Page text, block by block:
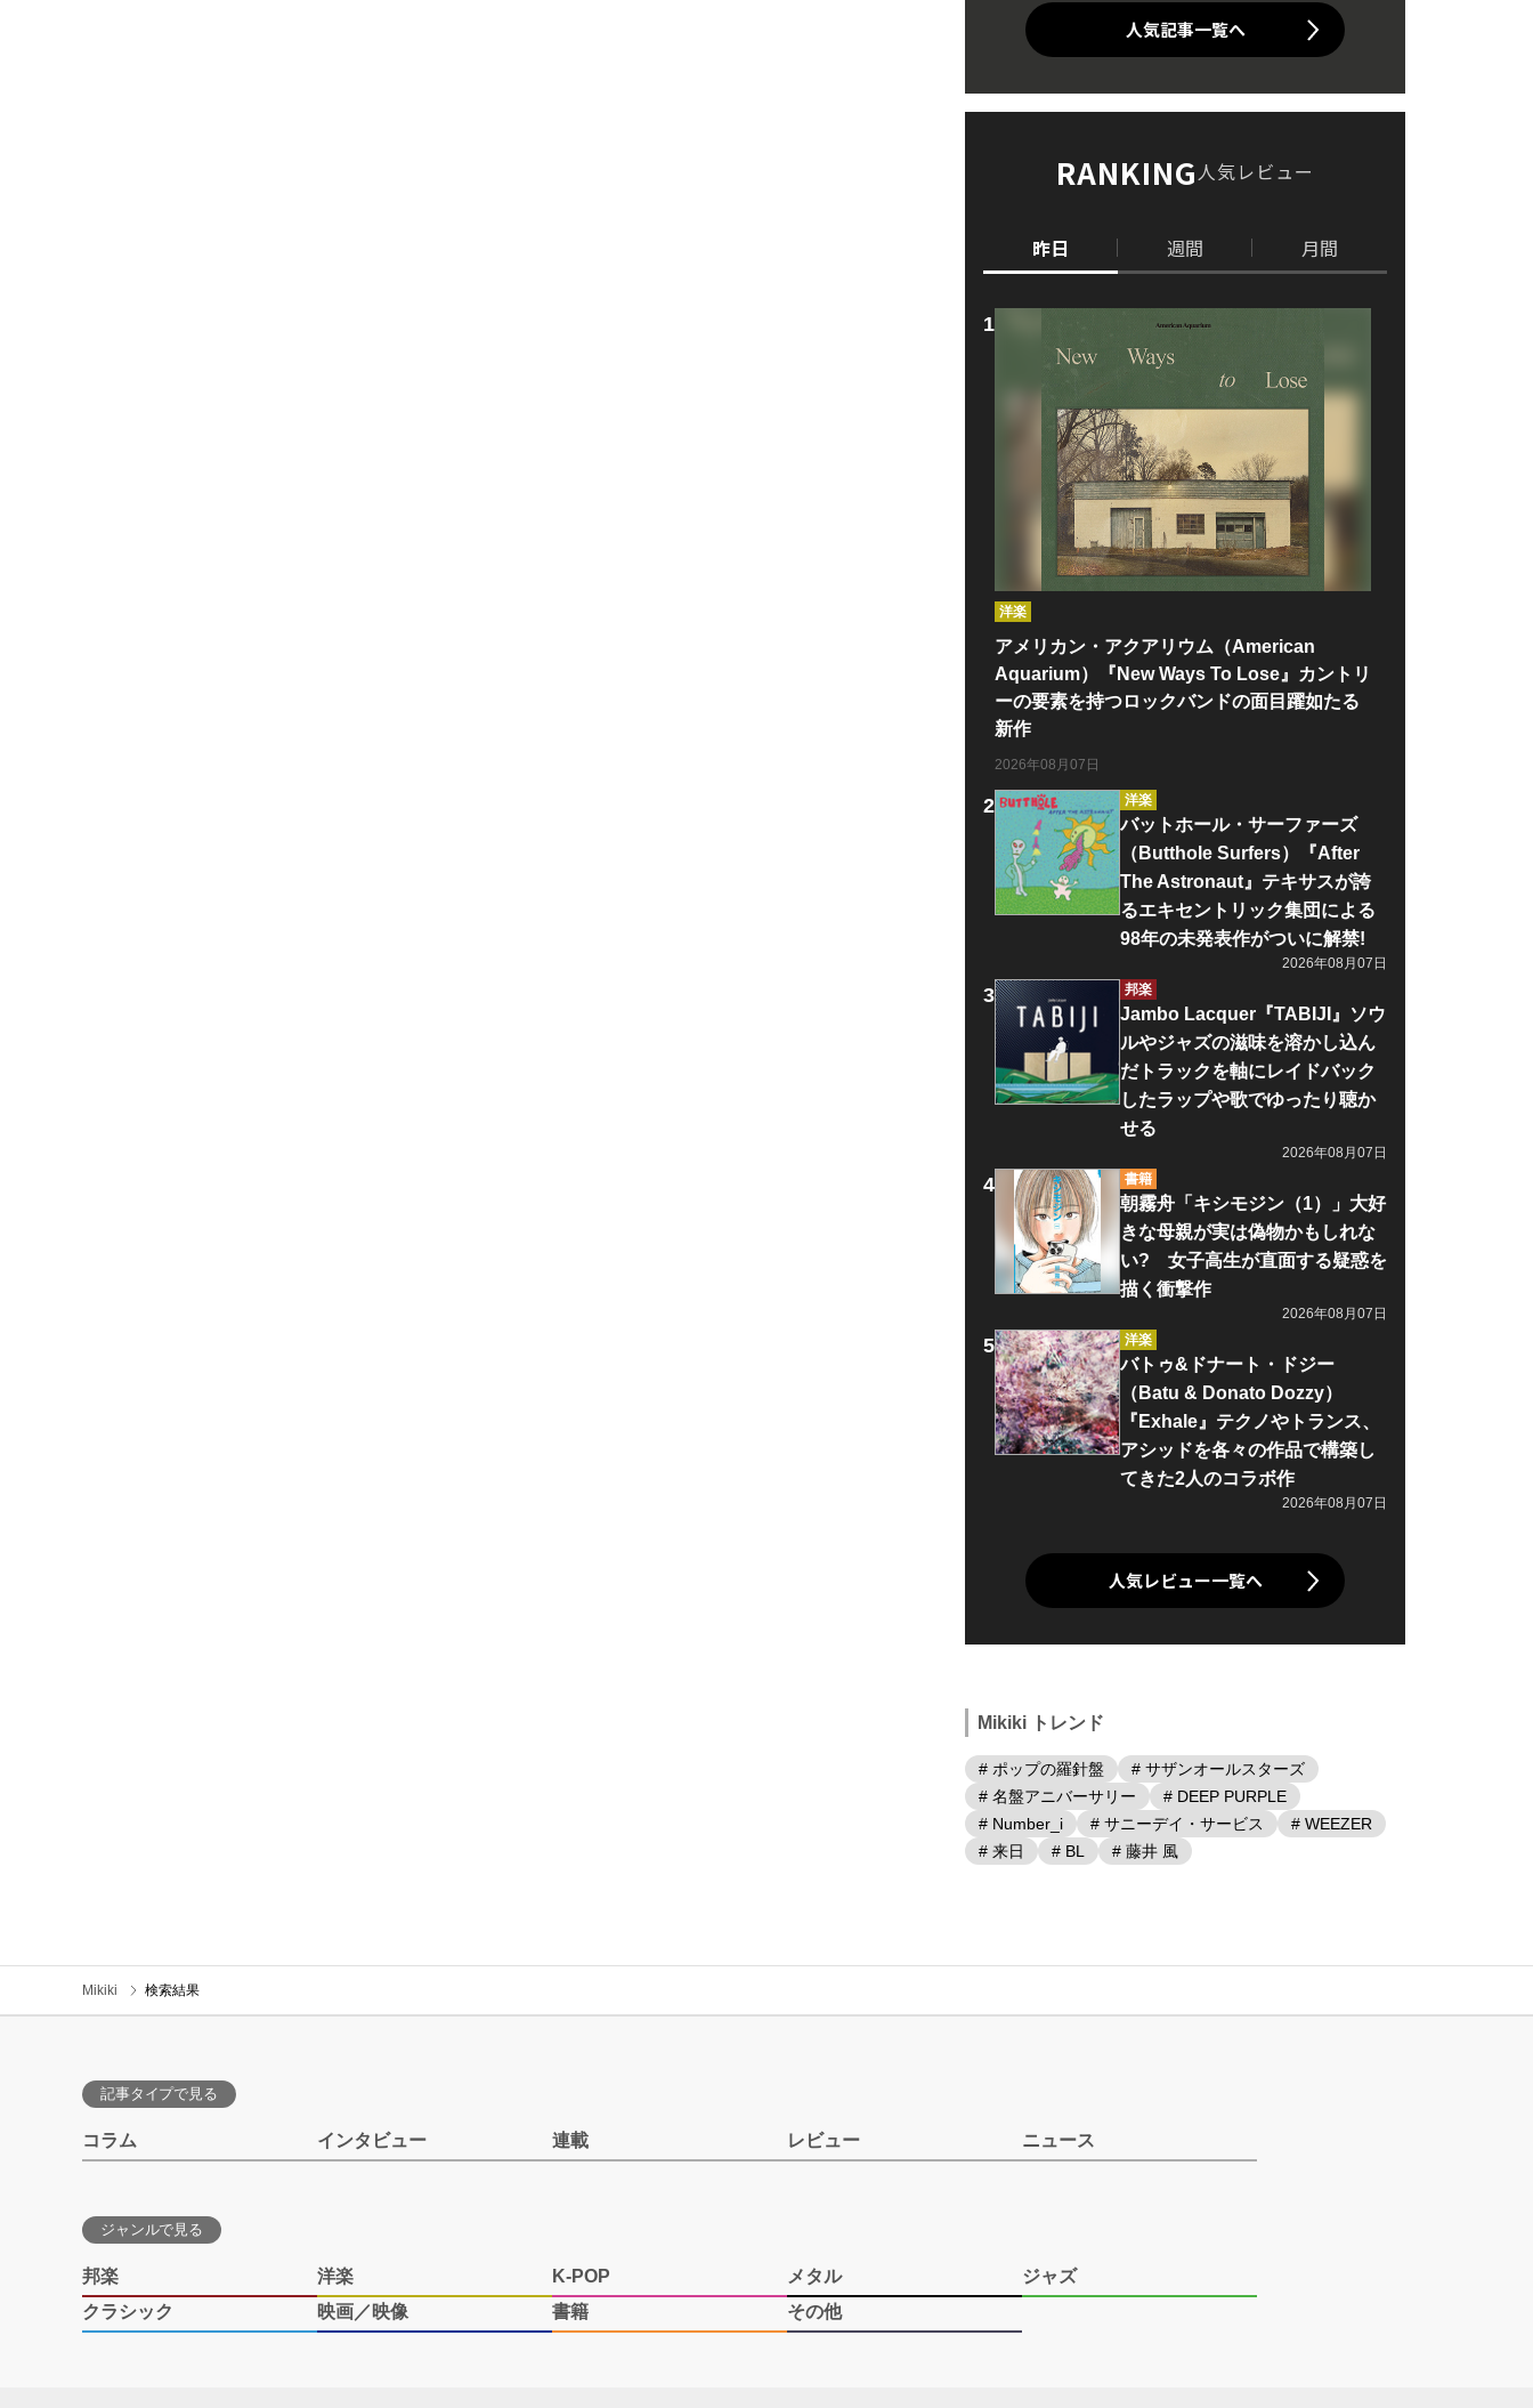
人気記事一覧へ
RANKING人気レビュー
昨日 週間 月間
洋楽
アメリカン・アクアリウム（American
Aquarium）『New Ways To Lose』カントリ
ーの要素を持つロックバンドの面目躍如たる
新作
2026年08月07日
洋楽
バットホール・サーファーズ
（Butthole Surfers）『After
The Astronaut』テキサスが誇
るエキセントリック集団による
98年の未発表作がついに解禁!
2026年08月07日
邦楽
Jambo Lacquer『TABIJI』ソウ
ルやジャズの滋味を溶かし込ん
だトラックを軸にレイドバック
したラップや歌でゆったり聴か
せる
2026年08月07日
書籍
朝霧舟「キシモジン（1）」大好
きな母親が実は偽物かもしれな
い? 女子高生が直面する疑惑を
描く衝撃作
2026年08月07日
洋楽
バトゥ&ドナート・ドジー
（Batu & Donato Dozzy）
『Exhale』テクノやトランス、
アシッドを各々の作品で構築し
てきた2人のコラボ作
2026年08月07日
人気レビュー一覧へ
Mikiki トレンド
# ポップの羅針盤
# サザンオールスターズ
# 名盤アニバーサリー
# DEEP PURPLE
# Number_i
# サニーデイ・サービス
# WEEZER
# 来日
# BL # 藤井 風
Mikiki 検索結果
記事タイプで見る
コラム インタビュー 連載 レビュー ニュース
ジャンルで見る
邦楽 洋楽 K-POP メタル
ジャズ
クラシック
映画／映像 書籍 その他